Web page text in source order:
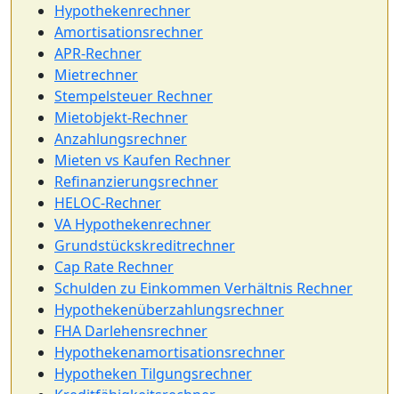
Hypothekenrechner
Amortisationsrechner
APR-Rechner
Mietrechner
Stempelsteuer Rechner
Mietobjekt-Rechner
Anzahlungsrechner
Mieten vs Kaufen Rechner
Refinanzierungsrechner
HELOC-Rechner
VA Hypothekenrechner
Grundstückskreditrechner
Cap Rate Rechner
Schulden zu Einkommen Verhältnis Rechner
Hypothekenüberzahlungsrechner
FHA Darlehensrechner
Hypothekenamortisationsrechner
Hypotheken Tilgungsrechner